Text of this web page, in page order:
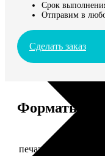
Срок
Отправим в
Сделать заказ
Форматы и
печать фото на